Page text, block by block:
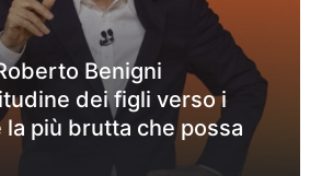
Benigni
dei figli verso i
la più brutta che possa